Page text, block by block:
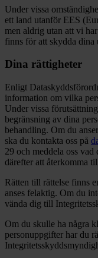
Under vissa
ett land utanför EES
men aldrig utan att vi
finns för att skydda dina
Dina rättigheter
Enligt
information om vilka
Under vissa
begränsning av dina
behandling. Om du
ska du kontakta oss på
29 och meddela oss
därefter att återkomma
Rätten till rättelse finns
anses felaktig. Om du
vända dig till
Om du skulle ha några
personuppgifter har du